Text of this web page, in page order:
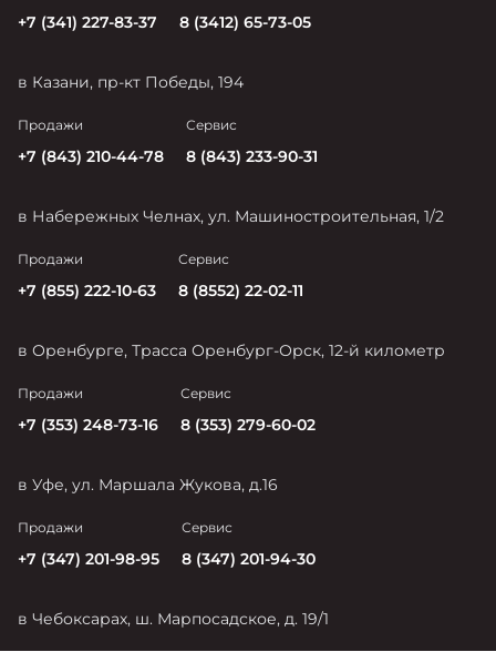
+7 (341) 227-83-37 8 (3412) 65-73-05
в Казани, пр-кт Победы, 194
Продажи
+7 (843) 210-44-78
Сервис
8 (843) 233-90-31
в Набережных Челнах, ул. Машиностроительная, 1/2
Продажи
+7 (855) 222-10-63
Сервис
8 (8552) 22-02-11
в Оренбурге, Трасса Оренбург-Орск, 12-й километр
Продажи
+7 (353) 248-73-16
Сервис
8 (353) 279-60-02
в Уфе, ул. Маршала Жукова, д.16
Продажи
+7 (347) 201-98-95
Сервис
8 (347) 201-94-30
в Чебоксарах, ш. Марпосадское, д. 19/1